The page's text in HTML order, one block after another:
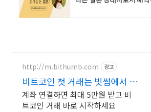
http://m.bithumb.com 광고
비트코인 첫 거래는 빗썸에서 신
규 가입 시 5만원 혜택
계좌 연결하면 최대 5만원 받고 비
트코인 거래 바로 시작하세요